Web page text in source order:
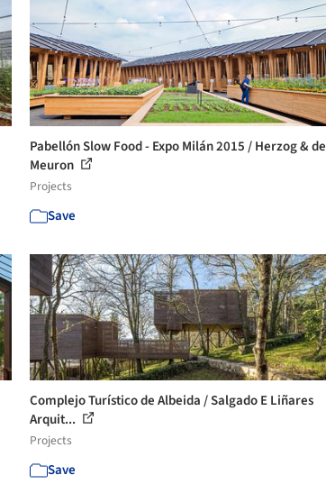
Pabellón Slow Food - Expo Milán 2015 / Herzog & de
Meuron
Projects
Save
Complejo Turístico de Albeida / Salgado E Liñares
Arquit...
Projects
Save